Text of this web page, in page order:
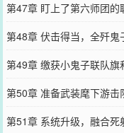
第47章 盯上了第六师团的
第48章 伏击得当，全歼鬼
第49章 缴获小鬼子联队
第50章 准备武装麾下游击
第51章 系统升级，融合